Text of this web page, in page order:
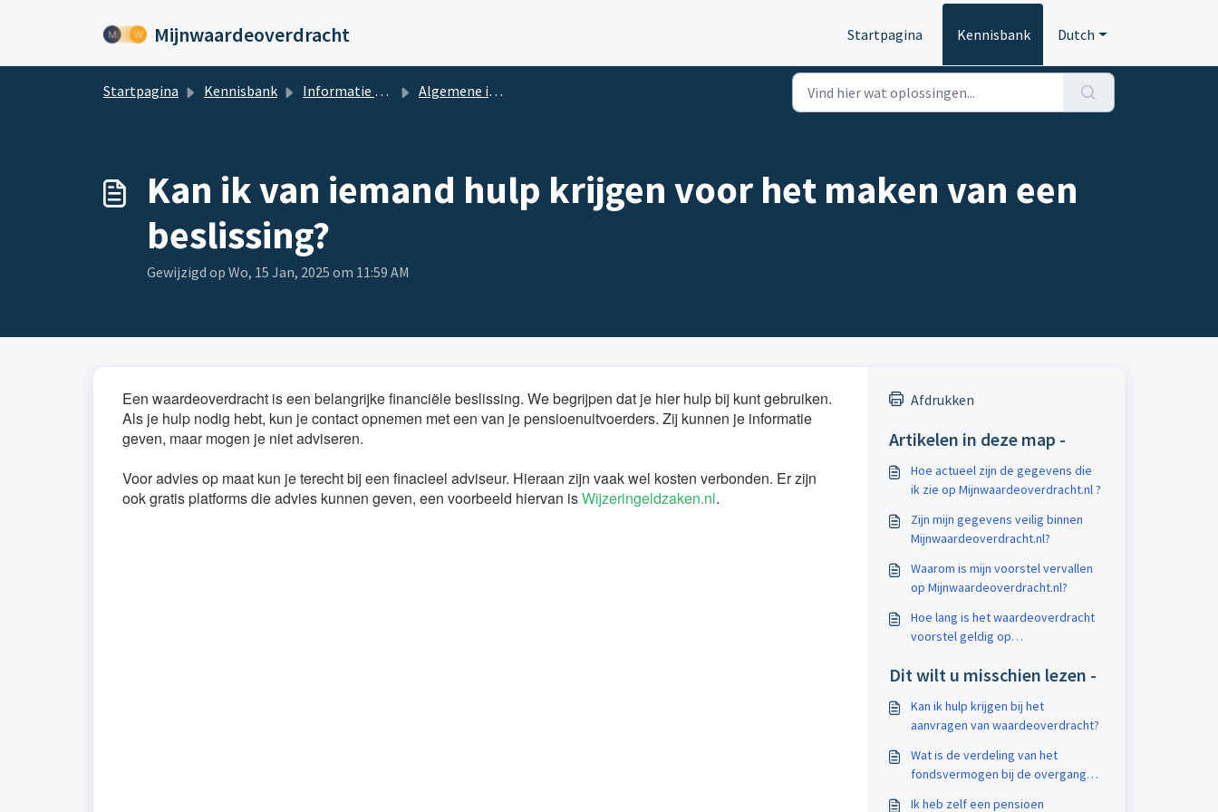
Mijnwaardeoverdracht Startpagina Kennisbank Dutch
Startpagina Kennisbank Informatie over Mijnwaardeoverdracht.nl Algemene informatie
Kan ik van iemand hulp krijgen voor het maken van een
beslissing?
Gewijzigd op Wo, 15 Jan, 2025 om 11:59 AM
Een waardeoverdracht is een belangrijke financiële beslissing. We begrijpen dat je hier hulp bij kunt gebruiken.
Als je hulp nodig hebt, kun je contact opnemen met een van je pensioenuitvoerders. Zij kunnen je informatie
geven, maar mogen je niet adviseren.
Voor advies op maat kun je terecht bij een finacieel adviseur. Hieraan zijn vaak wel kosten verbonden. Er zijn
ook gratis platforms die advies kunnen geven, een voorbeeld hiervan isWijzeringeldzaken.nl.
Afdrukken
Artikelen in deze map -
Hoe actueel zijn de gegevens die
ik zie op Mijnwaardeoverdracht.nl ?
Zijn mijn gegevens veilig binnen
Mijnwaardeoverdracht.nl?
Waarom is mijn voorstel vervallen
op Mijnwaardeoverdracht.nl?
Hoe lang is het waardeoverdracht
voorstel geldig op
Dit wilt u misschien lezen -
Kan ik hulp krijgen bij het
aanvragen van waardeoverdracht?
Wat is de verdeling van het
fondsvermogen bij de overgang
Ik heb zelf een pensioen